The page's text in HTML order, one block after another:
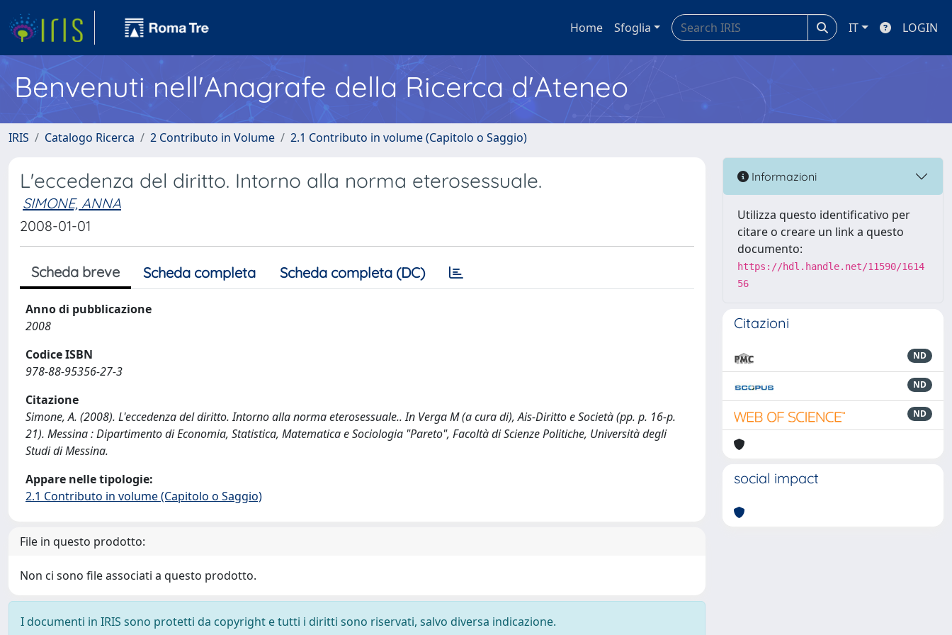
Home Sfoglia IT LOGIN
Benvenuti nell'Anagrafe della Ricerca d'Ateneo
IRIS Catalogo Ricerca 2 Contributo in Volume 2.1 Contributo in volume (Capitolo o Saggio)
L'eccedenza del diritto. Intorno alla norma eterosessuale.
SIMONE, ANNA
2008-01-01
Scheda breve Scheda completa Scheda completa (DC)
Anno di pubblicazione
2008
Codice ISBN
978-88-95356-27-3
Citazione
Simone, A. (2008). L'eccedenza del diritto. Intorno alla norma eterosessuale.. In Verga M (a cura di), Ais-Diritto e Società (pp. p. 16-p.
21). Messina : Dipartimento di Economia, Statistica, Matematica e Sociologia "Pareto", Facoltà di Scienze Politiche, Università degli
Studi di Messina.
Appare nelle tipologie:
2.1 Contributo in volume (Capitolo o Saggio)
File in questo prodotto:
Non ci sono file associati a questo prodotto.
I documenti in IRIS sono protetti da copyright e tutti i diritti sono riservati, salvo diversa indicazione.
Informazioni
Utilizza questo identificativo per
citare o creare un link a questo
documento:
https://hdl.handle.net/11590/1614
56
Citazioni
ND
ND
ND
social impact